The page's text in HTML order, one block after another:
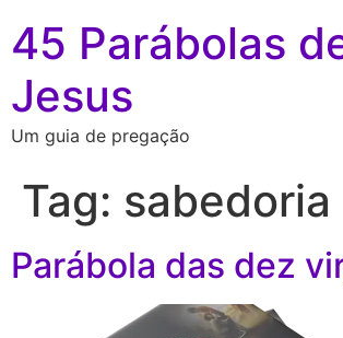
45 Parábolas
Jesus
Um guia de pregação
Tag: sabedoria
Parábola das dez